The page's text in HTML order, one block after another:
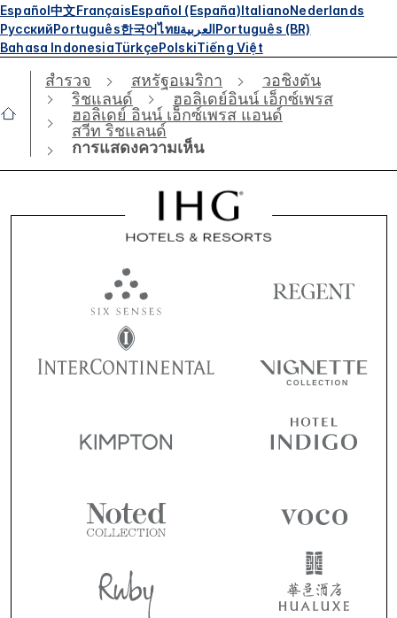
Español中文FrançaisEspañol (España)ItalianoNederlands
РусскийPortuguês한국어ไทยالعربيةPortuguês (BR)
Bahasa IndonesiaTürkçePolskiTiếng Việt
สำรวจ สหรัฐอเมริกา
วอชิงตัน
ริชแลนด์
ฮอลิเดย์อินน์ เอ็กซ์เพรส
ฮอลิเดย์ อินน์ เอ็กซ์เพรส แอนด์
สวีท ริชแลนด์
การแสดงความเห็น